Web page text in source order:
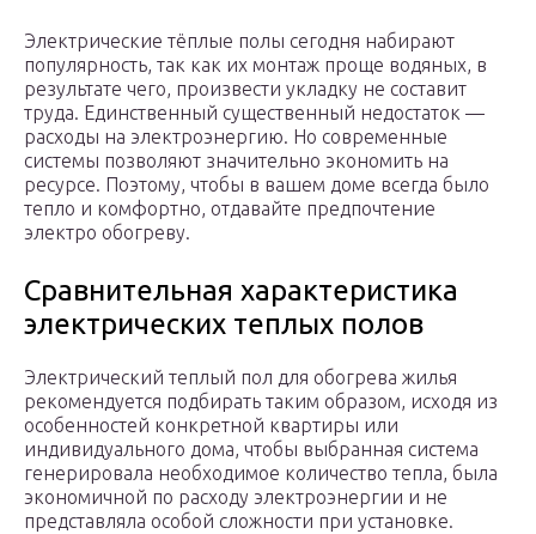
Электрические тёплые полы сегодня набирают
популярность, так как их монтаж проще водяных, в
результате чего, произвести укладку не составит
труда. Единственный существенный недостаток —
расходы на электроэнергию. Но современные
системы позволяют значительно экономить на
ресурсе. Поэтому, чтобы в вашем доме всегда было
тепло и комфортно, отдавайте предпочтение
электро обогреву.
Сравнительная характеристика
электрических теплых полов
Электрический теплый пол для обогрева жилья
рекомендуется подбирать таким образом, исходя из
особенностей конкретной квартиры или
индивидуального дома, чтобы выбранная система
генерировала необходимое количество тепла, была
экономичной по расходу электроэнергии и не
представляла особой сложности при установке.